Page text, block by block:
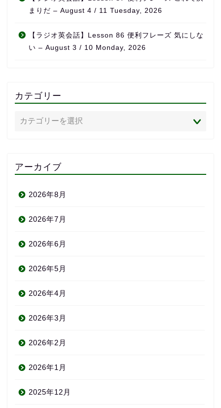
まりだ – August 4 / 11 Tuesday, 2026
【ラジオ英会話】Lesson 86 便利フレーズ 気にしな
い – August 3 / 10 Monday, 2026
カテゴリー
アーカイブ
2026年8月
2026年7月
2026年6月
2026年5月
2026年4月
2026年3月
2026年2月
2026年1月
2025年12月